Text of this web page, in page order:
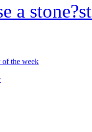
a stone?
of the week